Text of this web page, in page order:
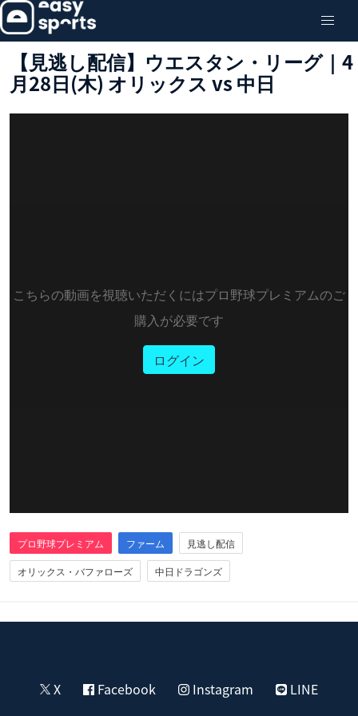
【見逃し配信】ウエスタン・リーグ｜4
月28日(木) オリックス vs 中日
こちらの動画を視聴いただくにはプロ野球プレミアムのご
購入が必要です
ログイン
プロ野球プレミアム ファーム
見逃し配信
オリックス・バファローズ
中日ドラゴンズ
X Facebook Instagram LINE